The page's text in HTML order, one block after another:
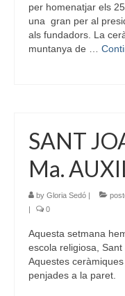
per homenatjar els
una gran per al
als fundadors. La
muntanya de …
SANT
Ma.
by Gloria Sedó |
|
0
Aquesta setmana
escola religiosa, Sant
Aquestes
penjades a la paret.